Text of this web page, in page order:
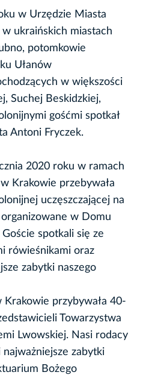
w Urzędzie Miasta
ukraińskich miastach
potomkowie
Ułanów
w większości
Suchej Beskidzkiej,
gośćmi spotkał
Antoni Fryczek.
2020 roku w ramach
Krakowie przebywała
uczęszczającej na
w Domu
spotkali się ze
rówieśnikami oraz
zabytki naszego
przybywała 40-
Towarzystwa
Lwowskiej. Nasi rodacy
zabytki
Bożego